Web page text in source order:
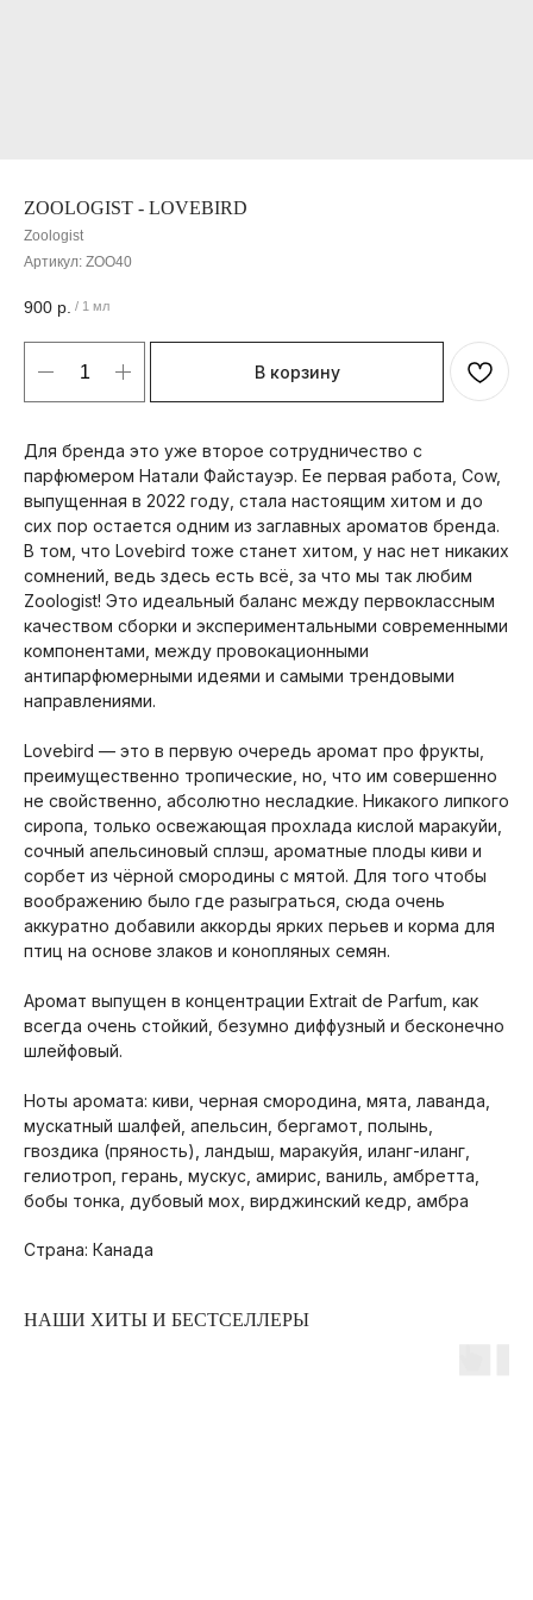
ZOOLOGIST - LOVEBIRD
Zoologist
Артикул: ZOO40
900 р. / 1 мл
В корзину
Для бренда это уже второе сотрудничество с
парфюмером Натали Файстауэр. Ее первая работа, Cow,
выпущенная в 2022 году, стала настоящим хитом и до
сих пор остается одним из заглавных ароматов бренда.
В том, что Lovebird тоже станет хитом, у нас нет никаких
сомнений, ведь здесь есть всё, за что мы так любим
Zoologist! Это идеальный баланс между первоклассным
качеством сборки и экспериментальными современными
компонентами, между провокационными
антипарфюмерными идеями и самыми трендовыми
направлениями.
Lovebird — это в первую очередь аромат про фрукты,
преимущественно тропические, но, что им совершенно
не свойственно, абсолютно несладкие. Никакого липкого
сиропа, только освежающая прохлада кислой маракуйи,
сочный апельсиновый сплэш, ароматные плоды киви и
сорбет из чёрной смородины с мятой. Для того чтобы
воображению было где разыграться, сюда очень
аккуратно добавили аккорды ярких перьев и корма для
птиц на основе злаков и конопляных семян.
Аромат выпущен в концентрации Extrait de Parfum, как
всегда очень стойкий, безумно диффузный и бесконечно
шлейфовый.
Ноты аромата: киви, черная смородина, мята, лаванда,
мускатный шалфей, апельсин, бергамот, полынь,
гвоздика (пряность), ландыш, маракуйя, иланг-иланг,
гелиотроп, герань, мускус, амирис, ваниль, амбретта,
бобы тонка, дубовый мох, вирджинский кедр, амбра
Страна: Канада
НАШИ ХИТЫ И БЕСТСЕЛЛЕРЫ